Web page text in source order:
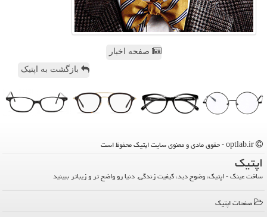
صفحه اخبار
بازگشت به اپتیک
اپتیك
ساخت عینک - اپتیک، وضوح دید، کیفیت زندگی. دنیا رو واضح تر و زیباتر ببینید
صفحات اپتیك